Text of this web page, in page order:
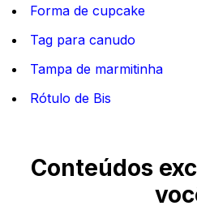
Forma de cupcake
Tag para canudo
Tampa de marmitinha
Rótulo de Bis
Conteúdos